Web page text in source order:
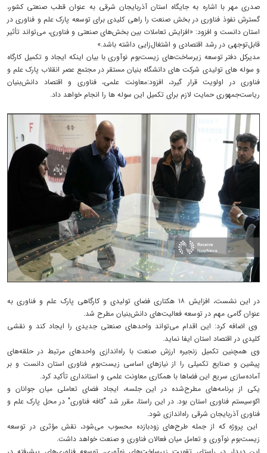
صدری مهر با اشاره به جایگاه استان آذربایجان شرقی به عنوان قطب صنعتی کشور،
گسترش نفوذ فناوری در بخش صنعت را راهی کلیدی برای توسعه پارک علم و فناوری در
استان دانست و افزود: «افزایش تعاملات بین بخش‌های صنعتی و فناوری، می‌تواند تأثیر
قابل‌توجهی در رشد اقتصادی و اشتغال‌زایی داشته باشد.»
مدیرکل دفتر توسعه زیرساخت‌های زیست‌بوم نوآوری با بیان اینکه ایجاد و تکمیل کارگاه
و سوله های تولیدی شرکت های دانشگاه بنیان مستقر در مجتمع عصر انقلاب پارک علم و
فناوری در اولویت قرار گیرد، افزود:معاونت علمی، فناوری و اقتصاد دانش‌بنیان
ریاست‌جمهوری حمایت لازم برای تکمیل این سوله ها را انجام خواهد داد.
در این نشست، افزایش ۱۸ هکتاری فضای تولیدی و کارگاهی پارک علم و فناوری به
عنوان گامی مهم در توسعه فعالیت‌های دانش‌بنیان مطرح شد.
وی اضافه کرد: این اقدام می‌تواند واحدهای صنعتی جدیدی را ایجاد کند و نقشی
کلیدی در اقتصاد استان ایفا نماید.
وی همچنین تکمیل زنجیره ارزش صنعت با راه‌اندازی واحدهای مرتبط در حلقه‌های
پیشین و صنایع تکمیلی را از نیازهای اساسی زیست‌بوم فناوری استان دانست و بر
آماده‌سازی سریع این فضاها با همکاری معاونت علمی و استانداری تأکید کرد.
یکی از برنامه‌های مطرح‌شده در این جلسه، ایجاد فضای تعاملی میان جوانان و
اکوسیستم فناوری استان بود. در این راستا، مقرر شد "کافه فناوری" در محل پارک علم و
فناوری آذربایجان شرقی راه‌اندازی شود.
این پروژه که از جمله طرح‌های زودبازده محسوب می‌شود، نقش مؤثری در توسعه
زیست‌بوم نوآوری و تعامل میان فعالان فناوری و صنعت خواهد داشت.